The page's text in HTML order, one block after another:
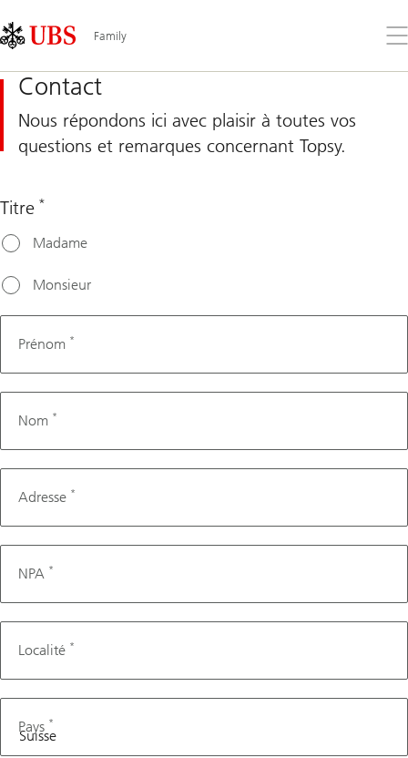
Links
Area
Family
le
Contact
Nous répondons ici avec plaisir à toutes vos
questions et remarques concernant Topsy.
tongue
Titre *
Madame
Monsieur
Prénom *
Nom *
Adresse *
NPA *
Localité *
Pays *